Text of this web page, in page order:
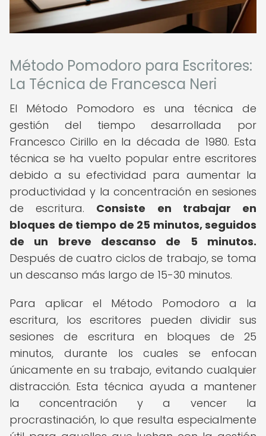
Método Pomodoro para Escritores:
La Técnica de Francesca Neri
El Método Pomodoro es una técnica de
gestión del tiempo desarrollada por
Francesco Cirillo en la década de 1980. Esta
técnica se ha vuelto popular entre escritores
debido a su efectividad para aumentar la
productividad y la concentración en sesiones
de escritura. Consiste en trabajar en
bloques de tiempo de 25 minutos, seguidos
de un breve descanso de 5 minutos.
Después de cuatro ciclos de trabajo, se toma
un descanso más largo de 15-30 minutos.
Para aplicar el Método Pomodoro a la
escritura, los escritores pueden dividir sus
sesiones de escritura en bloques de 25
minutos, durante los cuales se enfocan
únicamente en su trabajo, evitando cualquier
distracción. Esta técnica ayuda a mantener
la concentración y a vencer la
procrastinación, lo que resulta especialmente